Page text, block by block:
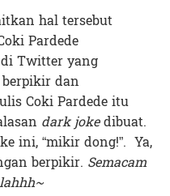
hal tersebut
Pardede
Twitter yang
dan
Coki Pardede itu
dark jokedibuat.
ini, “mikir dong!”. Ya,
berpikir. Semacam